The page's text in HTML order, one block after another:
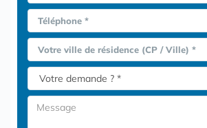
Téléphone *
Votre ville de résidence (CP / Ville) *